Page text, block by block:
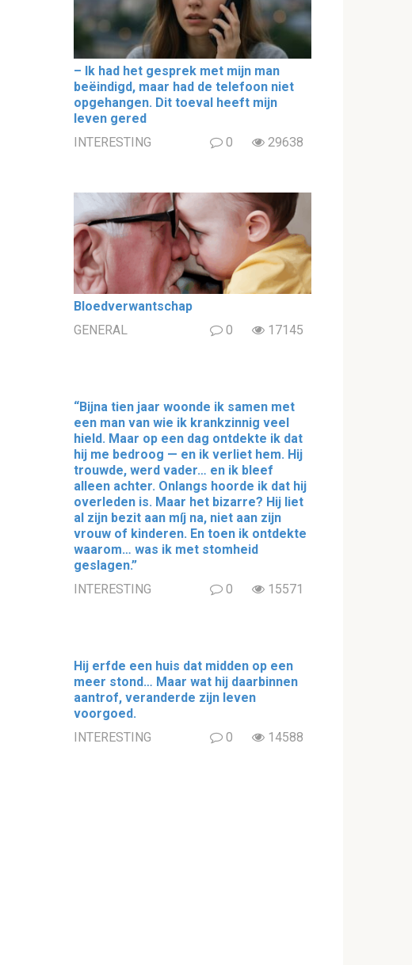
– Ik had het gesprek met mijn man
beëindigd, maar had de telefoon niet
opgehangen. Dit toeval heeft mijn
leven gered
INTERESTING
0 29638
Bloedverwantschap
GENERAL
0 17145
“Bijna tien jaar woonde ik samen met
een man van wie ik krankzinnig veel
hield. Maar op een dag ontdekte ik dat
hij me bedroog — en ik verliet hem. Hij
trouwde, werd vader… en ik bleef
alleen achter. Onlangs hoorde ik dat hij
overleden is. Maar het bizarre? Hij liet
al zijn bezit aan míj na, niet aan zijn
vrouw of kinderen. En toen ik ontdekte
waarom… was ik met stomheid
geslagen.”
INTERESTING
0 15571
Hij erfde een huis dat midden op een
meer stond… Maar wat hij daarbinnen
aantrof, veranderde zijn leven
voorgoed.
INTERESTING
0 14588